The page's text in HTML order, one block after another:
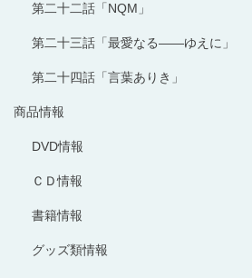
第二十二話「NQM」
第二十三話「最愛なる――ゆえに」
第二十四話「言葉ありき」
商品情報
DVD情報
ＣＤ情報
書籍情報
グッズ類情報